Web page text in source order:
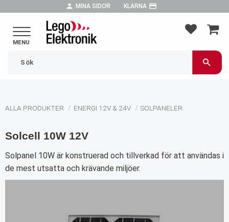
person MINA SIDOR KLARNA payment
ALLA PRODUKTER ENERGI 12V & 24V SOLPANELER
Solcell 10W 12V
Solpanel 10W är konstruerad och tillverkad för att användas i
de mest utsatta och krävande miljöer.